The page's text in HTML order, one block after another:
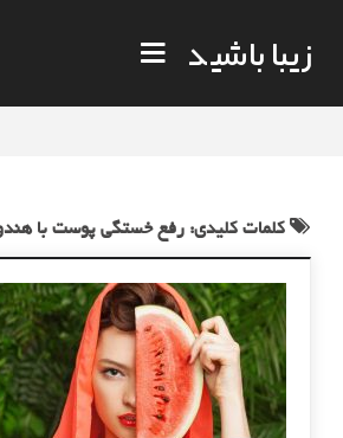
زیبا باشید
کلمات کلیدی: رفع خستگی پوست با